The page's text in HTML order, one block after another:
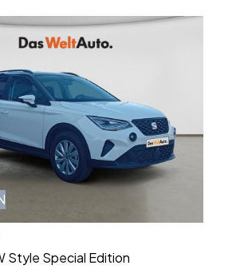
Style Special Edition